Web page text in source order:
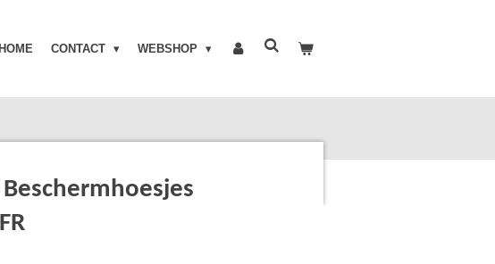
CONTACT WEBSHOP